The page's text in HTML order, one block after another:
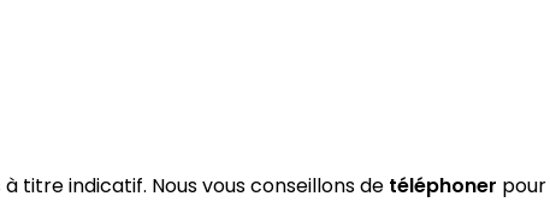
titre indicatif. Nous vous conseillons de téléphoner